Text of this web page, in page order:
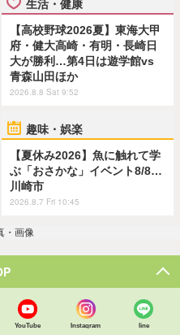
生活・健康
【高校野球2026夏】東海大甲
府・健大高崎・有明・長崎日
大が勝利…第4日は遊学館vs
青森山田ほか
2026.8.8 Sat 9:52
趣味・娯楽
【夏休み2026】魚に触れて学
ぶ「おさかな」イベント8/8…
川崎市
2026.8.7 Fri 10:45
・画像
YouTube Instagram line